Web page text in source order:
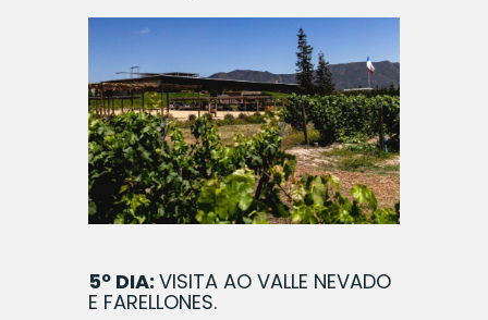
5º DIA: VISITA AO VALLE NEVADO
E FARELLONES.